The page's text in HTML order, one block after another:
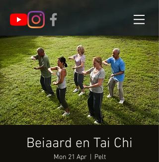
Beiaard en Tai Chi
Mon 21 Apr Pelt